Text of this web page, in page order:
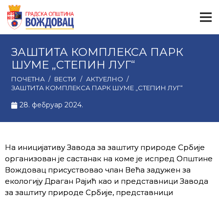
ЗАШТИТА КОМПЛЕКСА ПАРК
ШУМЕ „СТЕПИН ЛУГ“
ПОЧЕТНА / ВЕСТИ / АКТУЕЛНО /
ЗАШТИТА КОМПЛЕКСА ПАРК ШУМЕ „СТЕПИН ЛУГ“
28. фебруар 2024.
На иницијативу Завода за заштиту природе Србије
организован је састанак на коме је испред Општине
Вождовац присуствовао члан Већа задужен за
екологију Драган Рајић као и представници Завода
за заштиту природе Србије, представници